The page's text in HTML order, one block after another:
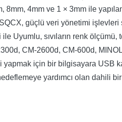
8mm, 4mm ve 1 × 3mm ile
SQCX, güçlü veri yönetimi işlevleri
Uyumlu, sıvıların renk ölçümü,
CM-2600d, CM-600d,
yapmak için bir bilgisayara USB
yardımcı olan dahili